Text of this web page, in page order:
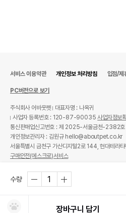
수량
장바구니 담기
서비스 이용약관 개인정보 처리방침 입점/제
PC버전으로 보기
주식회사 어바웃펫
대표자명 : 나옥귀
사업자 등록번호 : 120-87-90035사업자정보
통신판매업신고번호 : 제 2025-서울금천-2382호
개인정보관리자 : 김원규 hello@aboutpet.co.kr
서울특별시 금천구 가산디지털2로 144, 현대테
구매안전(에스크로)서비스